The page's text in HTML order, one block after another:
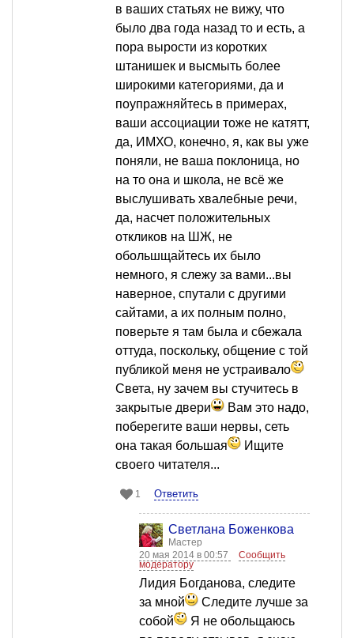
в ваших статьях не вижу, что
было два года назад то и есть, а
пора вырости из коротких
штанишек и высмыть более
широкими категориями, да и
поупражняйтесь в примерах,
ваши ассоциации тоже не катятт,
да, ИМХО, конечно, я, как вы уже
поняли, не ваша поклоница, но
на то она и школа, не всё же
выслушивать хвалебные речи,
да, насчет положительных
откликов на ШЖ, не
обольшщайтесь их было
немного, я слежу за вами...вы
наверное, спутали с другими
сайтами, а их полным полно,
поверьте я там была и сбежала
оттуда, поскольку, общение с той
публикой меня не устраивало
Света, ну зачем вы стучитесь в
закрытые двери
Вам это надо,
поберегите ваши нервы, сеть
она такая большая
Ищите
своего читателя...
1 Ответить
Светлана Боженкова
Мастер
20 мая 2014 в 00:57
Сообщить
модератору
Лидия Богданова, следите
за мной
Следите лучше за
собой
Я не обольщаюсь